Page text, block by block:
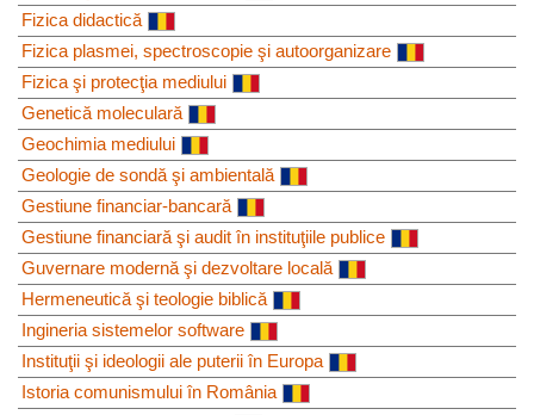
Fizica didactică
Fizica plasmei, spectroscopie şi autoorganizare
Fizica şi protecţia mediului
Genetică moleculară
Geochimia mediului
Geologie de sondă şi ambientală
Gestiune financiar-bancară
Gestiune financiară şi audit în instituţiile publice
Guvernare modernă şi dezvoltare locală
Hermeneutică şi teologie biblică
Ingineria sistemelor software
Instituţii şi ideologii ale puterii în Europa
Istoria comunismului în România